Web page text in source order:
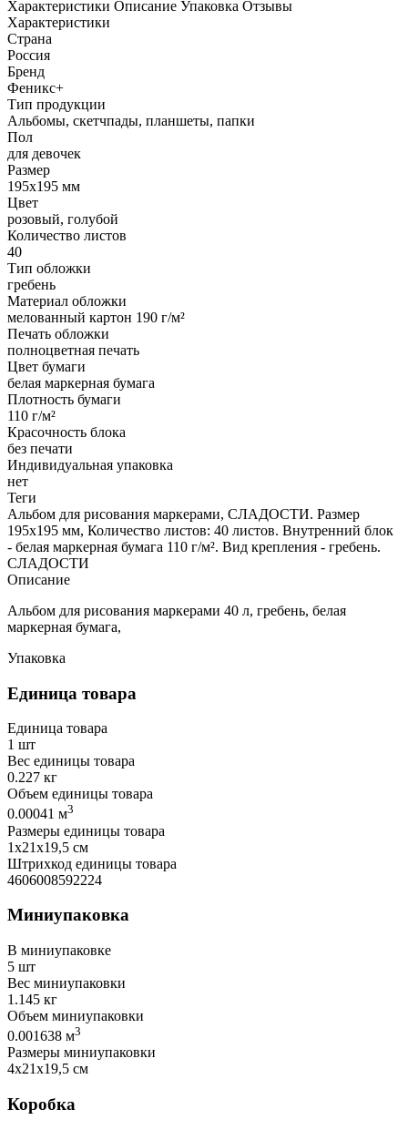
Характеристики Описание Упаковка Отзывы
Характеристики
Страна
Россия
Бренд
Феникс+
Тип продукции
Альбомы, скетчпады, планшеты, папки
Пол
для девочек
Размер
195х195 мм
Цвет
розовый, голубой
Количество листов
40
Тип обложки
гребень
Материал обложки
мелованный картон 190 г/м²
Печать обложки
полноцветная печать
Цвет бумаги
белая маркерная бумага
Плотность бумаги
110 г/м²
Красочность блока
без печати
Индивидуальная упаковка
нет
Теги
Альбом для рисования маркерами, СЛАДОСТИ. Размер
195х195 мм, Количество листов: 40 листов. Внутренний блок
- белая маркерная бумага 110 г/м². Вид крепления - гребень.
СЛАДОСТИ
Описание
Альбом для рисования маркерами 40 л, гребень, белая
маркерная бумага,
Упаковка
Единица товара
Единица товара
1 шт
Вес единицы товара
0.227 кг
Объем единицы товара
0.00041 м3
Размеры единицы товара
1х21х19,5 см
Штрихкод единицы товара
4606008592224
Миниупаковка
В миниупаковке
5 шт
Вес миниупаковки
1.145 кг
Объем миниупаковки
0.001638 м3
Размеры миниупаковки
4х21х19,5 см
Коробка